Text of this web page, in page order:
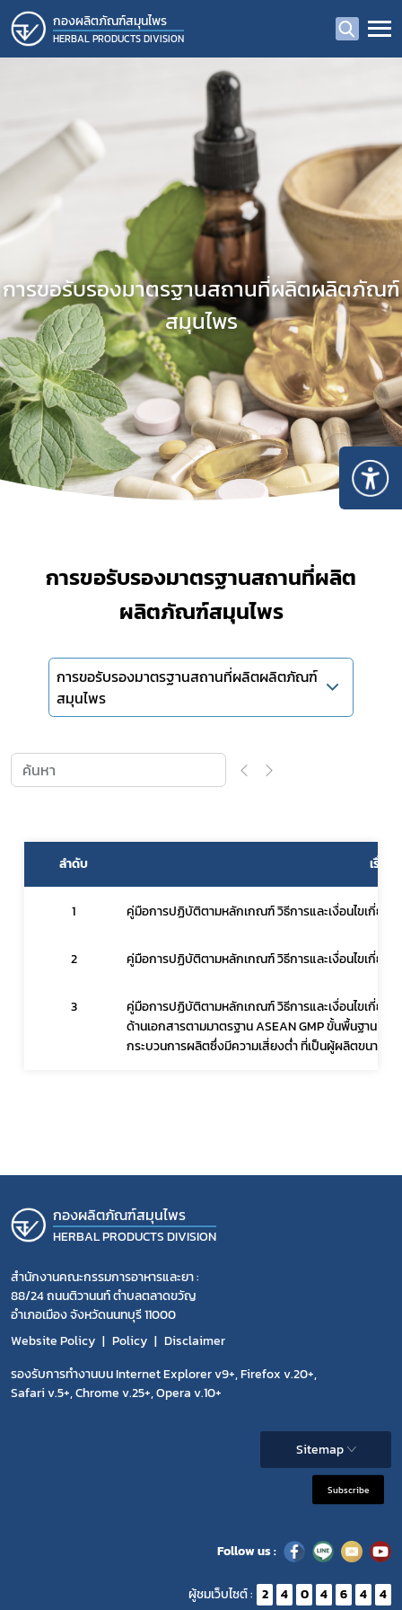
กองผลิตภัณฑ์สมุนไพร
HERBAL PRODUCTS DIVISION
การขอรับรองมาตรฐานสถานที่ผลิตผลิตภัณฑ์
สมุนไพร
การขอรับรองมาตรฐานสถานที่ผลิต
ผลิตภัณฑ์สมุนไพร
การขอรับรองมาตรฐานสถานที่ผลิตผลิตภัณฑ์
สมุนไพร
ลำดับ เรื่อง
1 คู่มือการปฏิบัติตามหลักเกณฑ์ วิธีการและเงื่อนไขเกี่ย
2 คู่มือการปฏิบัติตามหลักเกณฑ์ วิธีการและเงื่อนไขเกี่ย
3
คู่มือการปฏิบัติตามหลักเกณฑ์ วิธีการและเงื่อนไขเกี่ย
ด้านเอกสารตามมาตรฐาน ASEAN GMP ขั้นพื้นฐาน (
กระบวนการผลิตซึ่งมีความเสี่ยงต่ำ ที่เป็นผู้ผลิตขนาดเล็
กองผลิตภัณฑ์สมุนไพร
HERBAL PRODUCTS DIVISION
สำนักงานคณะกรรมการอาหารและยา :
88/24 ถนนติวานนท์ ตำบลตลาดขวัญ
อำเภอเมือง จังหวัดนนทบุรี 11000
Website Policy
Policy
Disclaimer
รองรับการทำงานบน Internet Explorer v9+, Firefox v.20+,
Safari v.5+, Chrome v.25+, Opera v.10+
Sitemap
Subscribe
Follow us :
ผู้ชมเว็บไซต์ : 2 4 0 4 6 4 4
Subscribe
เลือกหัวข้อที่ท่านต้องการ Subscribe